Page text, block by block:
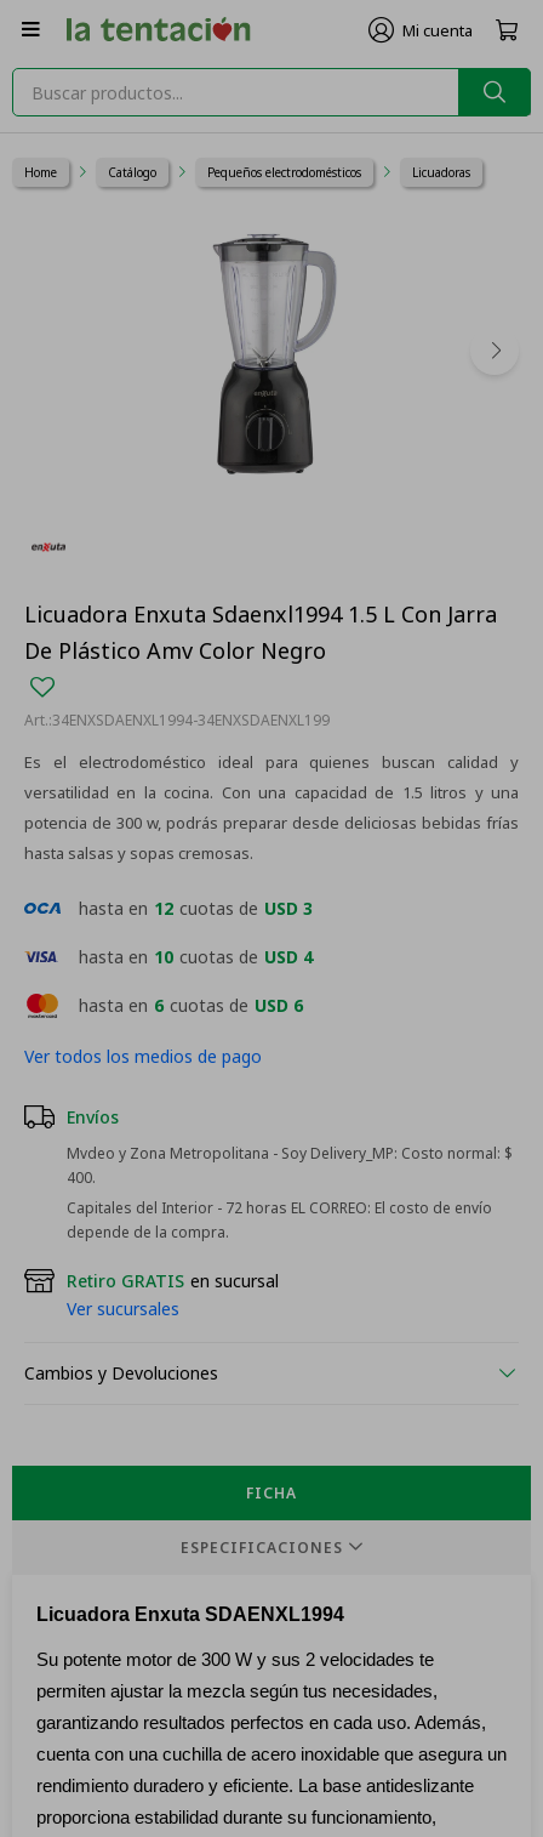

Home Catálogo Pequeños electrodomésticos Licuadoras
Licuadora Enxuta Sdaenxl1994 1.5 L Con Jarra
De Plástico Amv Color Negro
34ENXSDAENXL1994-34ENXSDAENXL199
Es el electrodoméstico ideal para quienes buscan calidad y
versatilidad en la cocina. Con una capacidad de 1.5 litros y una
potencia de 300 w, podrás preparar desde deliciosas bebidas frías
hasta salsas y sopas cremosas.
hasta en 6 cuotas de USD 6
hasta en 12 cuotas de USD 3
hasta en 10 cuotas de USD 4
Ver todos los medios de pago
Envíos
Mvdeo y Zona Metropolitana - Soy Delivery_MP: Costo normal: $
400.
Capitales del Interior - 72 horas EL CORREO: El costo de envío
depende de la compra.
Retiro GRATIS en sucursal
Ver sucursales
Cambios y Devoluciones
FICHA
ESPECIFICACIONES
Licuadora Enxuta SDAENXL1994
Su potente motor de 300 W y sus 2 velocidades te
permiten ajustar la mezcla según tus necesidades,
garantizando resultados perfectos en cada uso. Además,
cuenta con una cuchilla de acero inoxidable que asegura un
rendimiento duradero y eficiente. La base antideslizante
proporciona estabilidad durante su funcionamiento,